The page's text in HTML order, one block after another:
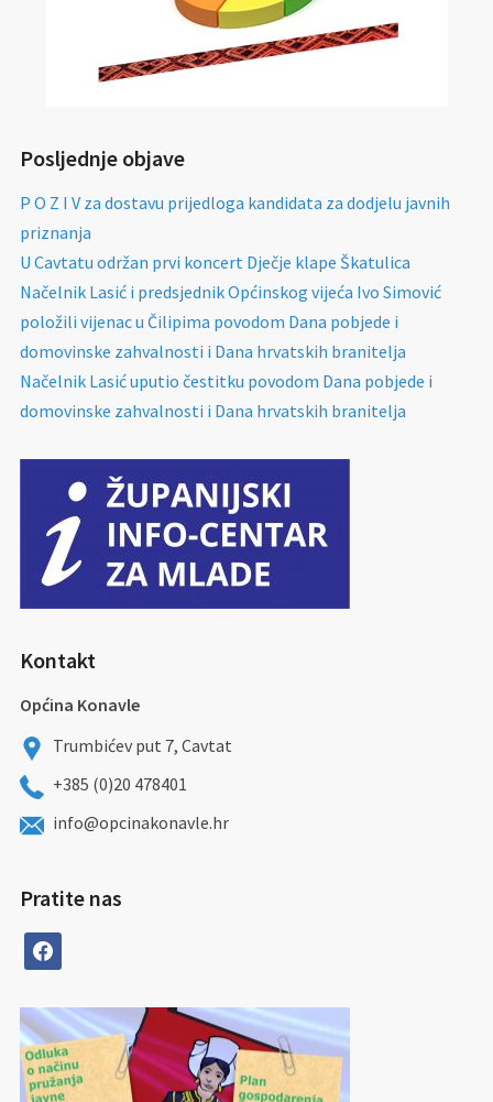
Posljednje objave
P O Z I V za dostavu prijedloga kandidata za dodjelu javnih
priznanja
U Cavtatu održan prvi koncert Dječje klape Škatulica
Načelnik Lasić i predsjednik Općinskog vijeća Ivo Simović
položili vijenac u Čilipima povodom Dana pobjede i
domovinske zahvalnosti i Dana hrvatskih branitelja
Načelnik Lasić uputio čestitku povodom Dana pobjede i
domovinske zahvalnosti i Dana hrvatskih branitelja
Kontakt
Općina Konavle
Trumbićev put 7, Cavtat
+385 (0)20 478401
info@opcinakonavle.hr
Pratite nas
facebook